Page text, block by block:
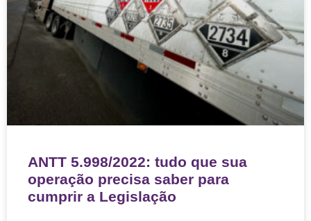
ANTT 5.998/2022: tudo que sua
operação precisa saber para
cumprir a Legislação